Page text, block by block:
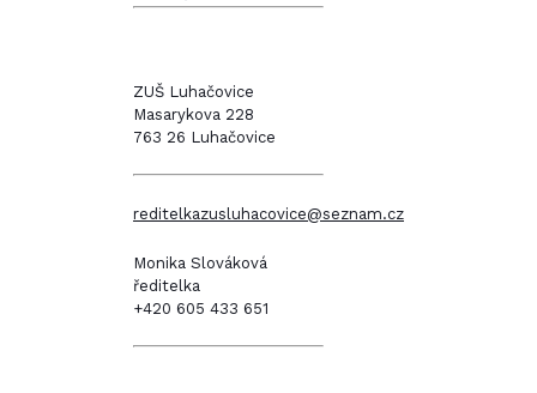
ZUŠ Luhačovice
Masarykova 228
763 26 Luhačovice
reditelkazusluhacovice@seznam.cz
Monika Slováková
ředitelka
+420 605 433 651